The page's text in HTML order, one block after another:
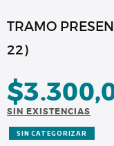
TRAMO
22)
$
SIN EXISTENCIAS
SIN CATEGORIZAR